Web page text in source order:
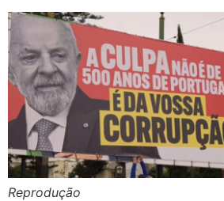
Reprodução